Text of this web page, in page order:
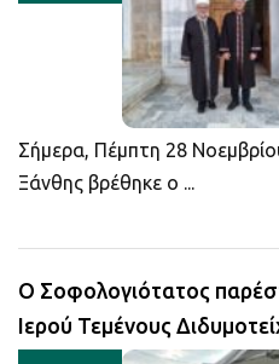
Σήμερα, Πέμπτη 28
Ξάνθης βρέθηκε ο ...
Ο Σοφολογιότατος
Ιερού Τεμένους